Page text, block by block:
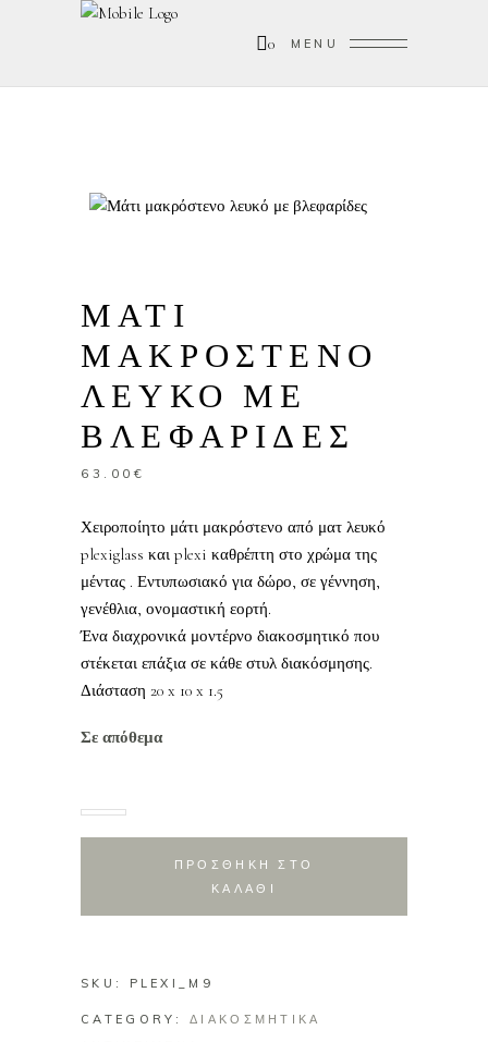
0 MENU
ΜΑΤΙ
ΜΑΚΡΟΣΤΕΝΟ
ΛΕΥΚΟ ΜΕ
ΒΛΕΦΑΡΙΔΕΣ
63.00 €
Χειροποίητο μάτι μακρόστενο από ματ λευκό
plexiglass και plexi καθρέπτη στο χρώμα της
μέντας . Εντυπωσιακό για δώρο, σε γέννηση,
γενέθλια, ονομαστική εορτή.
Ένα διαχρονικά μοντέρνο διακοσμητικό που
στέκεται επάξια σε κάθε στυλ διακόσμησης.
Διάσταση 20 x 10 x 1.5
Σε απόθεμα
ΠΡΟΣΘΗΚΗ ΣΤΟ
ΚΑΛΑΘΙ
SKU: PLEXI_M9
CATEGORY:ΔΙΑΚΟΣΜΗΤΙΚΑ